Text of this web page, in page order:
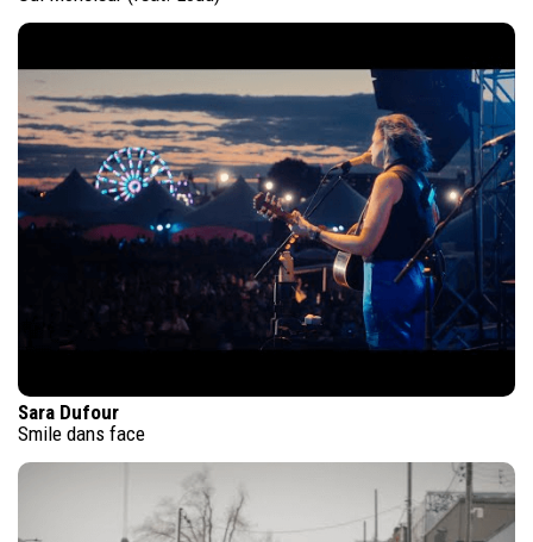
Sara Dufour
Smile dans face